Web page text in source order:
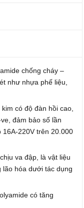
chống cháy –
như nhựa phế liệu,
có độ đàn hồi cao,
đảm bảo số lần
220V trên 20.000
va đập, là vật liệu
lão hóa dưới tác dụng
có tăng